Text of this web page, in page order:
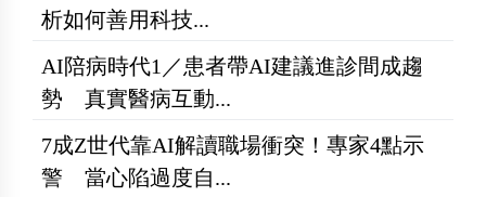
析如何善用科技...
AI陪病時代1／患者帶AI建議進診間成趨
勢 真實醫病互動...
7成Z世代靠AI解讀職場衝突！專家4點示
警 當心陷過度自...